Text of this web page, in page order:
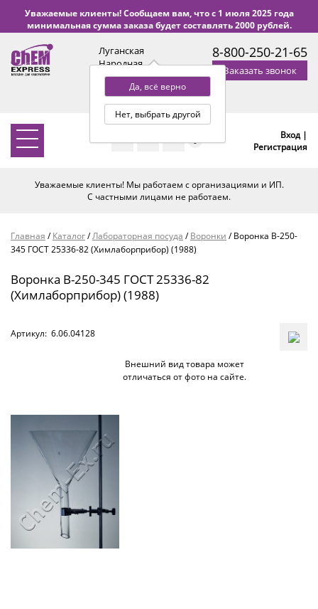
Уважаемые клиенты! Сообщаем вам, что с 1 июля 2025 года
минимальная сумма заказа будет составлять 2000 рублей.
Луганская
Народная
Республика
Да, всё верно
Нет, выбрать другой
с 9:00 до 18:00 по Уфе
(+2 МСК)
8-800-250-21-65
Заказать звонок
0
Вход |
Регистрация
Уважаемые клиенты! Мы работаем с организациями и ИП.
С частными лицами не работаем.
Главная /Каталог/Лабораторная посуда /Воронки /Воронка В-250-
345 ГОСТ 25336-82 (Химлаборприбор) (1988)
Воронка В-250-345 ГОСТ 25336-82
(Химлаборприбор) (1988)
Артикул: 6.06.04128
Внешний вид товара может
отличаться от фото на сайте.